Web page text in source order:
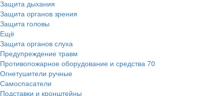
Защита дыхания
Защита органов зрения
Защита головы
Ещё
Защита органов слуха
Предупреждение травм
Противопожарное оборудование и средства 70
Огнетушители ручные
Самоспасатели
Подставки и кронштейны